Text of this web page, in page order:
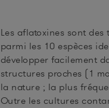
Les aflatoxines sont
parmi les 10 espèces
développer facilement
structures proches (1
la nature ; la plus
Outre les cultures